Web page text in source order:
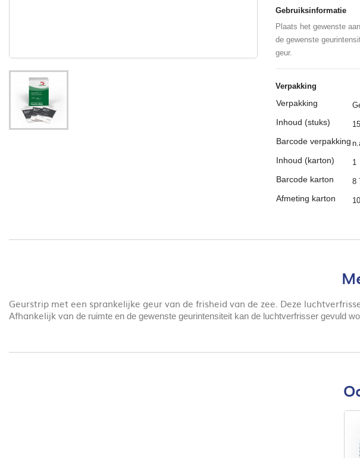
Gebruiksinformatie
Plaats het gewenste
de gewenste
geur.
Verpakking
Verpakking
Inhoud (stuks) 15
Barcode verpakking
Inhoud (karton) 1
Barcode karton 8
Afmeting karton
Geurstrip met een sprankelijke geur van de frisheid van de zee. Deze
Afhankelijk van de ruimte en de gewenste geurintensiteit kan de luchtverfrisser gevuld